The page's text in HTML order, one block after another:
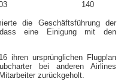
140
die Geschäftsführung der
eine Einigung mit den
ihren ursprünglichen Flugplan
bei anderen Airlines
zurückgeholt.